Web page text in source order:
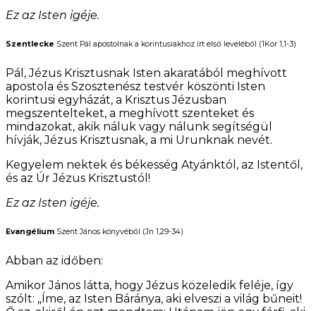
Ez az Isten igéje.
Szentlecke Szent Pál apostolnak a korintusiakhoz írt első leveléből (1Kor 1,1-3)
Pál, Jézus Krisztusnak Isten akaratából meghívott
apostola és Szosztenész testvér köszönti Isten
korintusi egyházát, a Krisztus Jézusban
megszentelteket, a meghívott szenteket és
mindazokat, akik náluk vagy nálunk segítségül
hívják, Jézus Krisztusnak, a mi Urunknak nevét.
Kegyelem nektek és békesség Atyánktól, az Istentől,
és az Úr Jézus Krisztustól!
Ez az Isten igéje.
Evangélium Szent János könyvéből (Jn 1,29-34)
Abban az időben:
Amikor János látta, hogy Jézus közeledik feléje, így
szólt: „Íme, az Isten Báránya, aki elveszi a világ bűneit!